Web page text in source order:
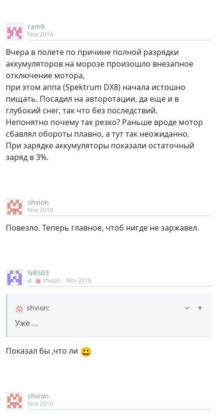
ram9
Nov 2016
Вчера в полете по причине полной разрядки
аккумуляторов на морозе произошло внезапное
отключение мотора,
при этом аппа (Spektrum DX8) начала истошно
пищать. Посадил на авторотации, да еще и в
глубокий снег, так что без последствий.
Непонятно почему так резко? Раньше вроде мотор
сбавлял обороты плавно, а тут так неожиданно.
При зарядке аккумуляторы показали остаточный
заряд в 3%.
shvion
Nov 2016
Повезло. Теперь главное, чтоб нигде не заржавел.
NRS63
shvion Nov 2016
shvion:
Уже …
Показал бы ,что ли 😃
shvion
Nov 2016